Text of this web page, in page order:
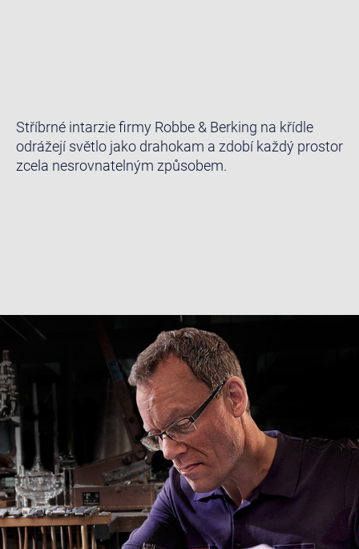
Stříbrné intarzie firmy Robbe & Berking na křídle
odrážejí světlo jako drahokam a zdobí každý prostor
zcela nesrovnatelným způsobem.